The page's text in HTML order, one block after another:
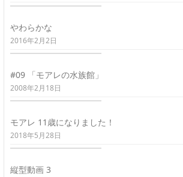
やわらかな
2016年2月2日
#09 「モアレの水族館」
2008年2月18日
モアレ 11歳になりました！
2018年5月28日
縦型動画 3